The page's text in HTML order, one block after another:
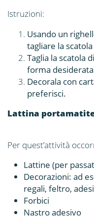
Istruzioni:
Usando un
tagliare la scatola
Taglia la scatola
forma desiderata
Decorala con
preferisci.
Lattina
Per quest’attività
Lattine (per
Decorazioni: ad
regali, feltro,
Forbici
Nastro adesivo